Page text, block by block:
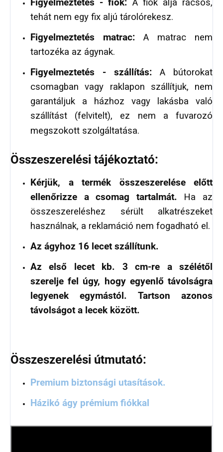
Figyelmeztetés - fiók: A fiók alja rácsos,
tehát nem egy fix aljú tárolórekesz.
Figyelmeztetés matrac: A matrac nem
tartozéka az ágynak.
Figyelmeztetés - szállítás: A bútorokat
csomagban vagy raklapon szállítjuk, nem
garantáljuk a házhoz vagy lakásba való
szállítást (felvitelt), ez nem a fuvarozó
megszokott szolgáltatása.
Összeszerelési tájékoztató:
Kérjük, a termék összeszerelése előtt
ellenőrizze a csomag tartalmát. Ha az
összeszereléshez sérült alkatrészeket
használnak, a reklamáció nem fogadható el.
Az ágyhoz 16 lecet szállítunk.
Az első lecet kb. 3 cm-re a szélétől
szerelje fel úgy, hogy egyenlő távolságra
legyenek egymástól. Tartson azonos
távolságot a lecek között.
Összeszerelési útmutató:
Premium biztonsági utasítások.
Házikó ágy prémium fiókkal